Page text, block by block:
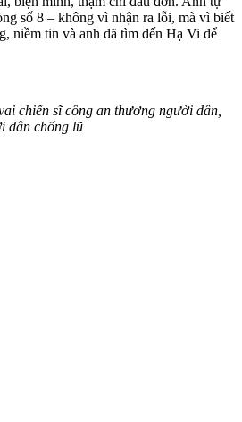
số 8 – không vì nhận ra lỗi, mà vì biết
niềm tin và anh đã tìm đến Hạ Vi để
chiến sĩ công an thương người dân,
dân chống lũ